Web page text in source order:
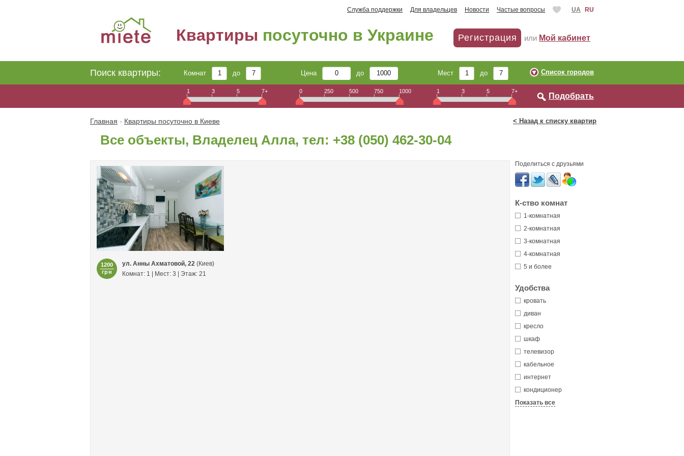
Служба поддержки Для владельцев Новости Частые вопросы UA RU
Квартиры посуточно в Украине Регистрация или Мой кабинет
Поиск квартиры: Комнат до Цена до Мест до Список городов
1 3 5 7+ 0 250 500 750 1000 1 3 5 7+
Подобрать
< Назад к списку квартир
Главная - Квартиры посуточно в Киеве
Все объекты, Владелец Алла, тел: +38 (050) 462-30-04
Поделиться с друзьями
К-ство комнат
1-комнатная
2-комнатная
3-комнатная
4-комнатная
5 и более
Удобства
кровать
диван
кресло
шкаф
телевизор
кабельное
интернет
кондиционер
Показать все
1200
грн
ул. Анны Ахматовой, 22 (Киев)
Комнат: 1 | Мест: 3 | Этаж: 21